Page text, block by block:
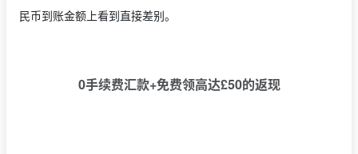
民币到账金额上看到直接差别。
0手续费汇款+免费领高达£50的返现